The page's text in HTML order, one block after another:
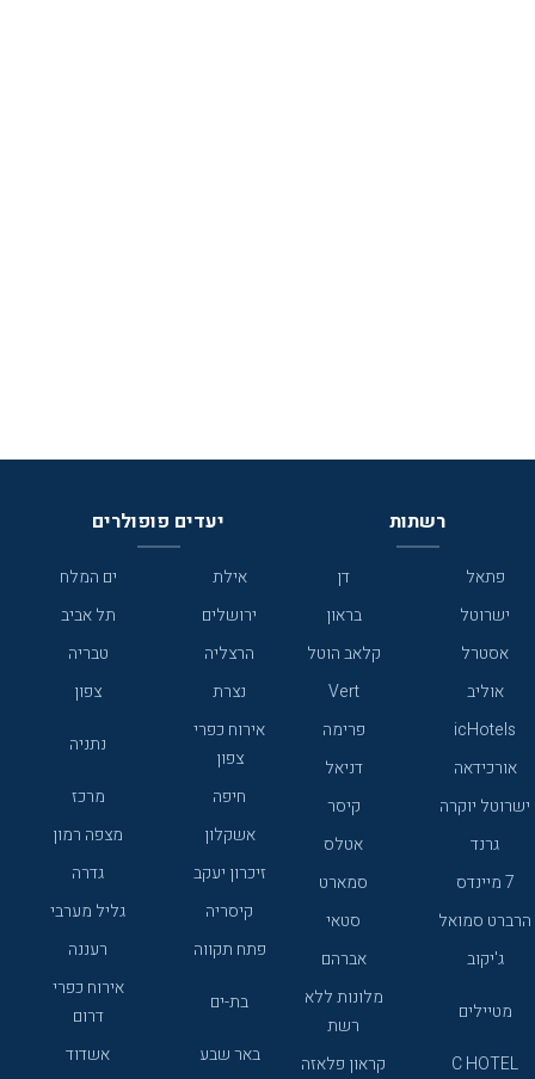
רשתות
פתאל
דן
ישרוטל
בראון
אסטרל
קלאב הוטל
אוליב
Vert
icHotels
פרימה
אורכידאה
דניאל
ישרוטל יוקרה
קיסר
גרנד
אטלס
7 מיינדס
סמארט
הרברט סמואל
סטאי
ג'יקוב
אברהם
מטיילים
מלונות ללא
רשת
C HOTEL
קראון פלאזה
יעדים פופולרים
אילת
ים המלח
ירושלים
תל אביב
הרצליה
טבריה
נצרת
צפון
אירוח כפרי
צפון
נתניה
חיפה
מרכז
אשקלון
מצפה רמון
זיכרון יעקב
גדרה
קיסריה
גליל מערבי
פתח תקווה
רעננה
בת-ים
אירוח כפרי
דרום
באר שבע
אשדוד